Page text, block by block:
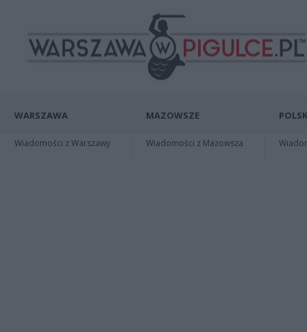
WARSZAWA
Wiadomości z Warszawy
MAZOWSZE
Wiadomości z Mazowsza